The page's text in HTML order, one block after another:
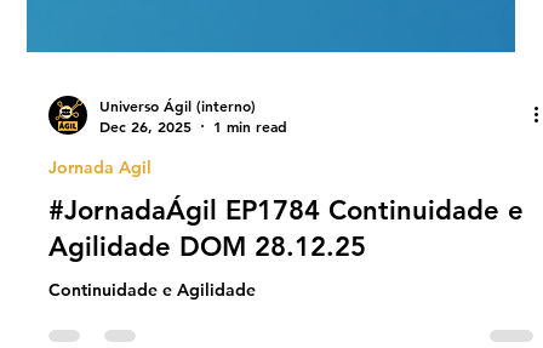
Universo Ágil (interno)
Dec 26, 2025
1 min read
Jornada Agil